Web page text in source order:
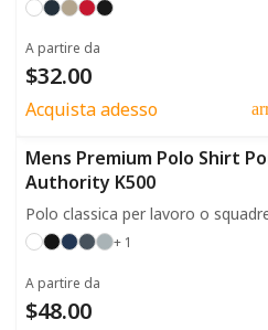
A partire da
$32.00
Acquista adesso
Mens Premium Polo Shirt
Authority K500
Polo classica per lavoro o
+ 1
A partire da
$48.00